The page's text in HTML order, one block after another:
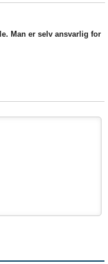
Man er selv ansvarlig for